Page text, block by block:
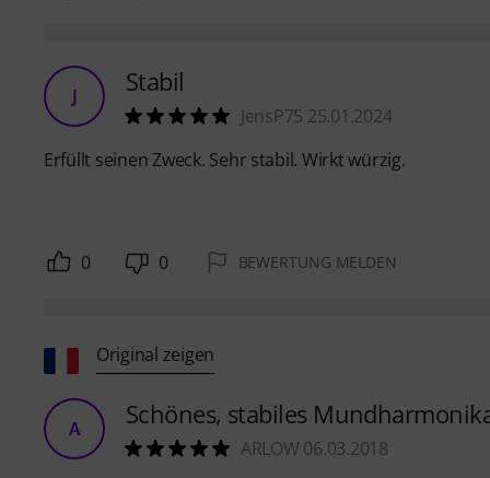
J Stabil
JensP75 25.01.2024
Erfüllt seinen Zweck. Sehr stabil. Wirkt würzig.
0 0 BEWERTUNG MELDEN
Original zeigen
A Schönes, stabiles
ARLOW 06.03.2018